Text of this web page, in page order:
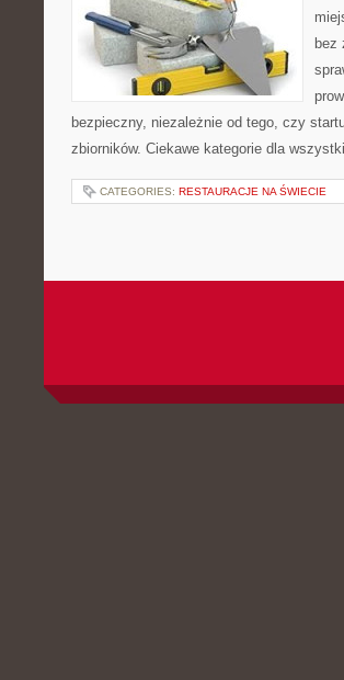
bez
bezpieczny, niezależnie od tego, czy
zbiorników. Ciekawe kategorie dla
CATEGORIES: RESTAURACJE NA ŚWIECIE